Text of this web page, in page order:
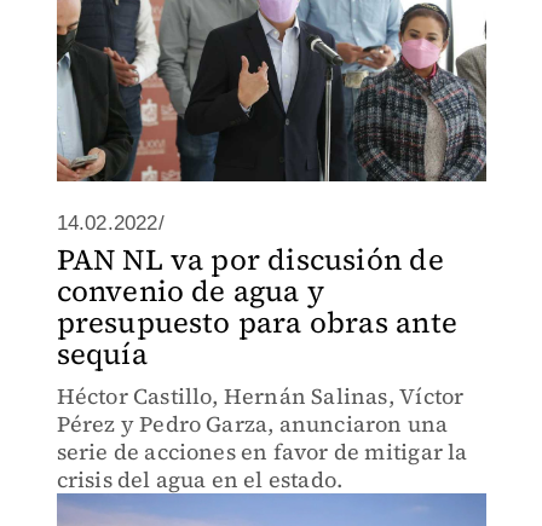
14.02.2022/
PAN NL va por discusión de
convenio de agua y
presupuesto para obras ante
sequía
Héctor Castillo, Hernán Salinas, Víctor
Pérez y Pedro Garza, anunciaron una
serie de acciones en favor de mitigar la
crisis del agua en el estado.